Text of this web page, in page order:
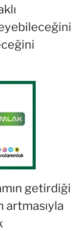
getirdiği
artmasıyla